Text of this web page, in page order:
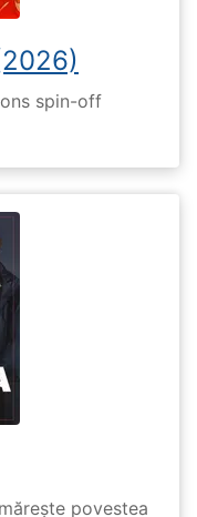
spin-off
povestea